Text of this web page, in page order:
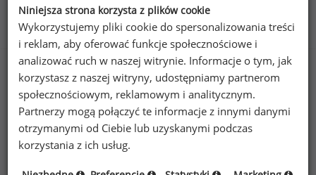
Rozkład płci na stanowisku pracownik drukarni
17% 83%
Niniejsza strona korzysta z plików cookie
Wykorzystujemy pliki cookie do spersonalizowania treści
i reklam, aby oferować funkcje społecznościowe i
analizować ruch w naszej witrynie. Informacje o tym, jak
korzystasz z naszej witryny, udostępniamy partnerom
społecznościowym, reklamowym i analitycznym.
Partnerzy mogą połączyć te informacje z innymi danymi
otrzymanymi od Ciebie lub uzyskanymi podczas
korzystania z ich usług.